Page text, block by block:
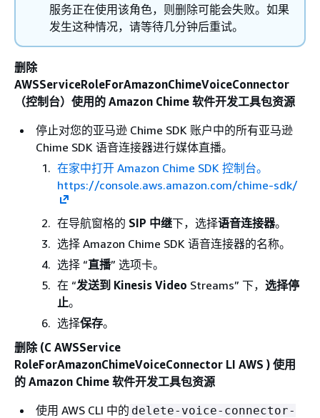
服务正在使用该角色，则删除可能会失败。如果
发生这种情况，请等待几分钟后重试。
删除
AWSServiceRoleForAmazonChimeVoiceConnector
（控制台）使用的 Amazon Chime 软件开发工具包资源
停止对您的亚马逊 Chime SDK 账户中的所有亚马逊
Chime SDK 语音连接器进行媒体直播。
在家中打开 Amazon Chime SDK 控制台。
https://console.aws.amazon.com/chime-sdk/
在导航窗格的 SIP 中继下，选择语音连接器。
选择 Amazon Chime SDK 语音连接器的名称。
选择 “直播” 选项卡。
在 “发送到 Kinesis Video Streams” 下， 选择停
止。
选择保存。
删除 (C AWSService
RoleForAmazonChimeVoiceConnector LI AWS ) 使用
的 Amazon Chime 软件开发工具包资源
使用 AWS CLI 中的 delete-voice-connector-